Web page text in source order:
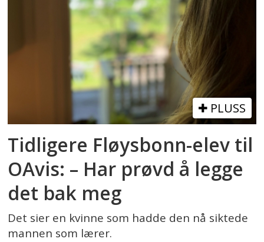
PLUSS
Tidligere Fløysbonn-elev til
OAvis: – Har prøvd å legge
det bak meg
Det sier en kvinne som hadde den nå siktede
mannen som lærer.